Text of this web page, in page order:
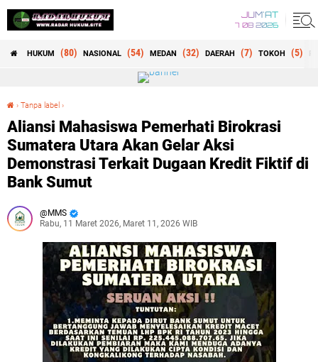
JUM'AT
7 08 2026
HUKUM (80) NASIONAL (54) MEDAN (32) DAERAH (7) TOKOH (5)
› Tanpa label ›
Aliansi Mahasiswa Pemerhati Birokrasi
Sumatera Utara Akan Gelar Aksi
Demonstrasi Terkait Dugaan Kredit Fiktif di
Bank Sumut
MMS
Rabu, 11 Maret 2026, Maret 11, 2026 WIB